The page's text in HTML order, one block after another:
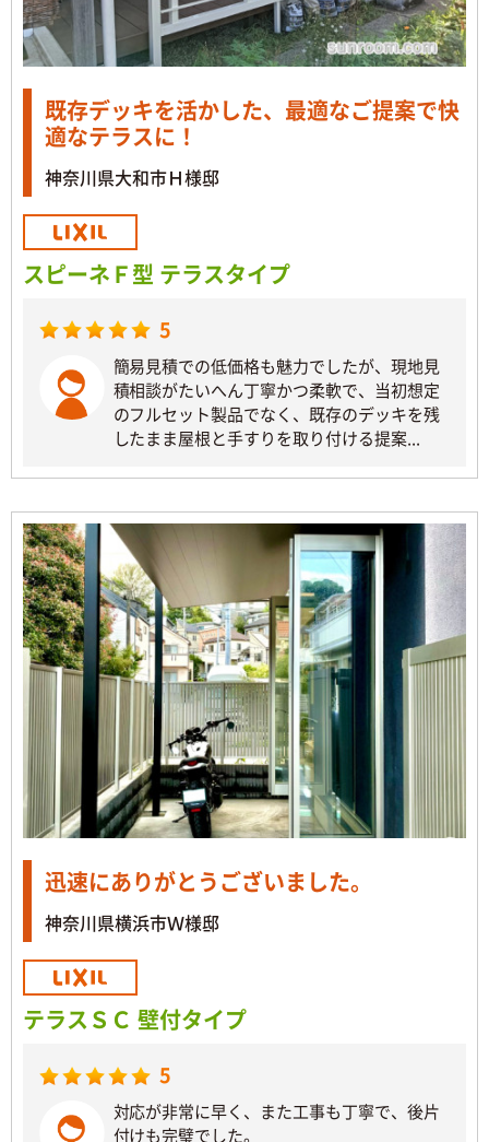
既存デッキを活かした、最適なご提案で快
適なテラスに！
神奈川県大和市Ｈ様邸
スピーネＦ型 テラスタイプ
5
簡易見積での低価格も魅力でしたが、現地見
積相談がたいへん丁寧かつ柔軟で、当初想定
のフルセット製品でなく、既存のデッキを残
したまま屋根と手すりを取り付ける提案...
迅速にありがとうございました。
神奈川県横浜市Ｗ様邸
テラスＳＣ 壁付タイプ
5
対応が非常に早く、また工事も丁寧で、後片
付けも完璧でした。